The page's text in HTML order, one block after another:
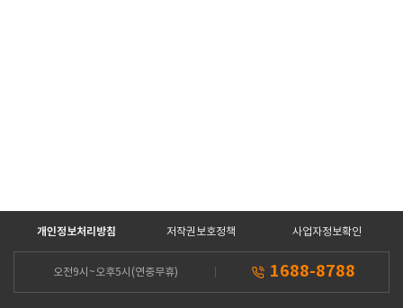
개인정보처리방침 저작권보호정책 사업자정보확인
오전9시~오후5시(연중무휴) 1688-8788